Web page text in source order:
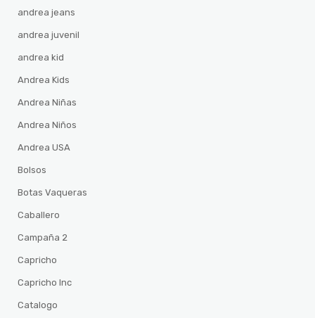
andrea jeans
andrea juvenil
andrea kid
Andrea Kids
Andrea Niñas
Andrea Niños
Andrea USA
Bolsos
Botas Vaqueras
Caballero
Campaña 2
Capricho
Capricho Inc
Catalogo